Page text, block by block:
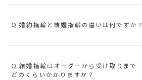
Q.婚約指輪と結婚指輪の違いは何ですか？
Q.結婚指輪はオーダーから受け取りまで
どのくらいかかりますか？